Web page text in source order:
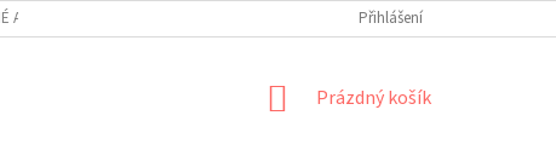
A PLATBA Přihlášení
NÁKUPNÍ
Prázdný košík